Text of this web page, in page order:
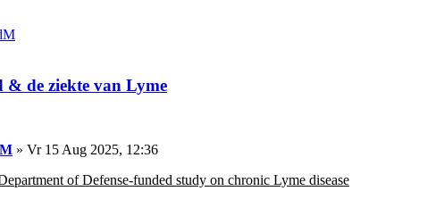
& de ziekte van Lyme
» Vr 15 Aug 2025, 12:36
of Defense-funded study on chronic Lyme disease